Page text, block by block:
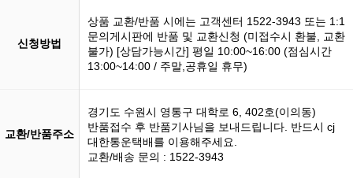
신청방법
상품 교환/반품 시에는 고객센터 1522-3943 또는 1:1
문의게시판에 반품 및 교환신청 (미접수시 환불, 교환
불가) [상담가능시간] 평일 10:00~16:00 (점심시간
13:00~14:00 / 주말,공휴일 휴무)
교환/반품주소
경기도 수원시 영통구 대학로 6, 402호(이의동)
반품접수 후 반품기사님을 보내드립니다. 반드시 cj
대한통운택배를 이용해주세요.
교환/배송 문의 : 1522-3943